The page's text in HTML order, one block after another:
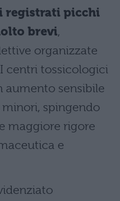
registrati picchi
brevi,
organizzate
centri tossicologici
sensibile
spingendo
maggiore rigore
e